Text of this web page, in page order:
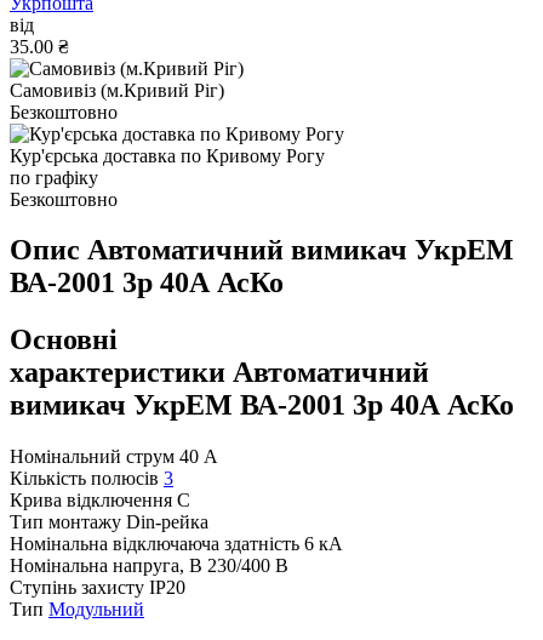
від
35.00 ₴
Самовивіз (м.Кривий Ріг)
Безкоштовно
Кур'єрська доставка по Кривому Рогу
по графіку
Безкоштовно
Опис Автоматичний вимикач УкрЕМ
ВА-2001 3р 40А АсКо
Основні
характеристики Автоматичний
вимикач УкрЕМ ВА-2001 3р 40А АсКо
Номінальний струм 40 А
Кількість полюсів 3
Крива відключення C
Тип монтажу Din-рейка
Номінальна відключаюча здатність 6 кА
Номінальна напруга, В 230/400 В
Ступінь захисту IP20
Тип Модульний